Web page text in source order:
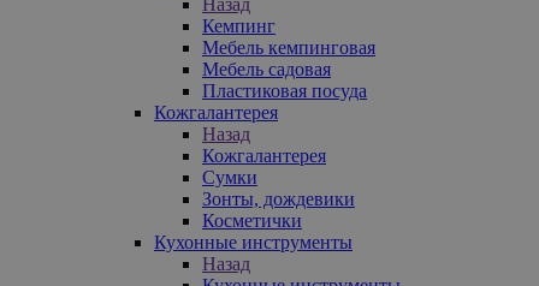
Кемпинг
Мебель кемпинговая
Мебель садовая
Пластиковая посуда
Кожгалантерея
Назад
Кожгалантерея
Сумки
Зонты, дождевики
Косметички
Кухонные инструменты
Назад